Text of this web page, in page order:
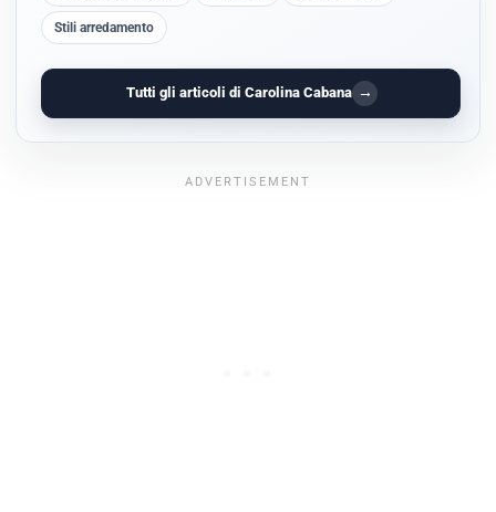
Stili arredamento
Tutti gli articoli di Carolina Cabana →